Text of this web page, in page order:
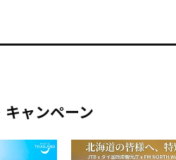
ャンペーン